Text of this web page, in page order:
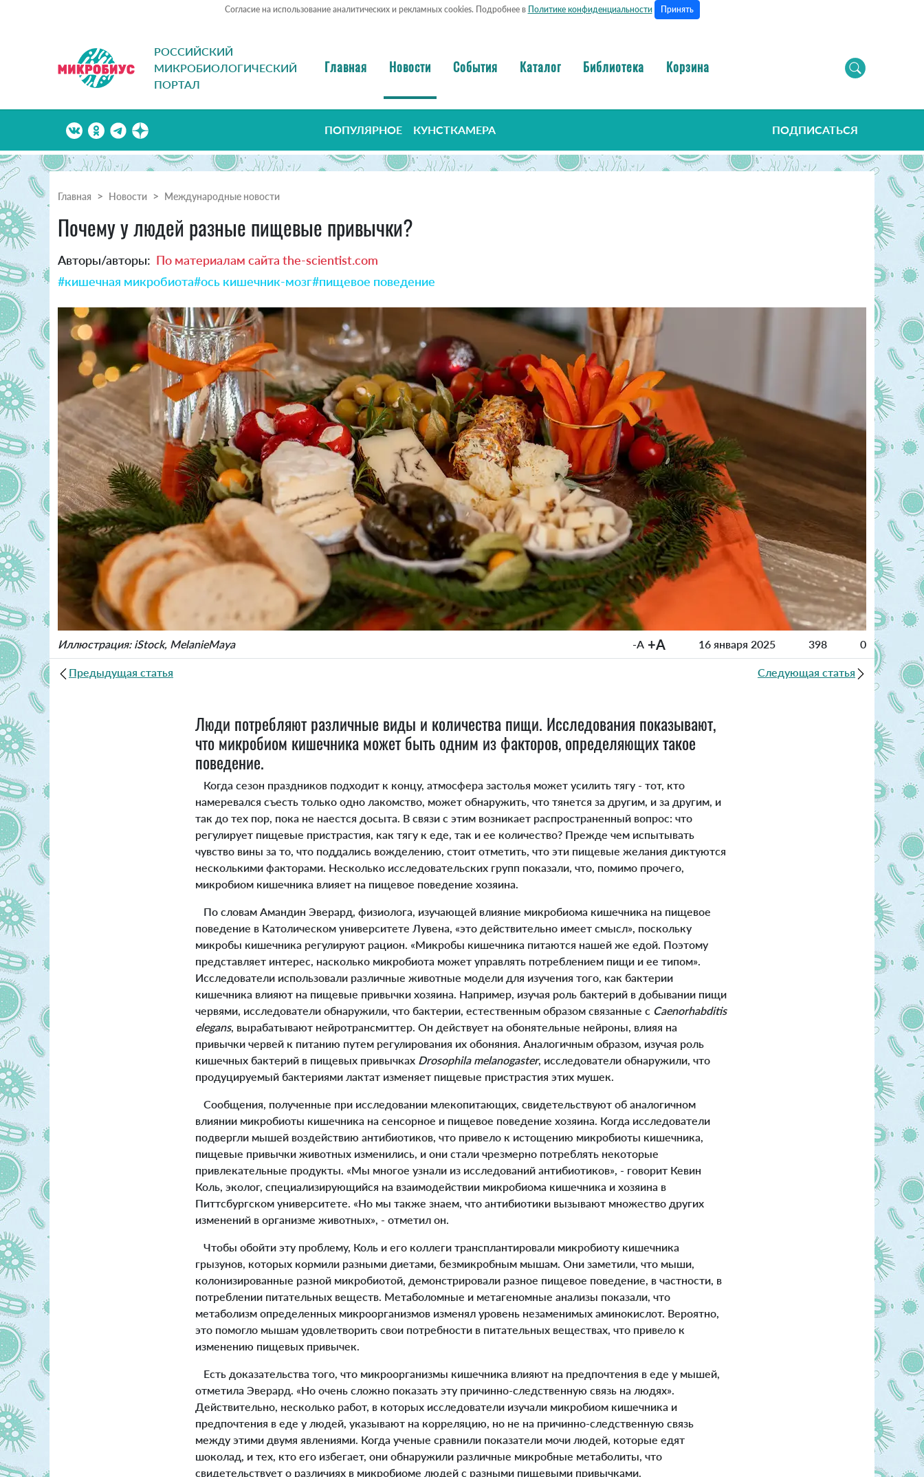
Согласие на использование аналитических и рекламных cookies. Подробнее в Политике конфиденциальности Принять
РОССИЙСКИЙ
МИКРОБИОЛОГИЧЕСКИЙ
ПОРТАЛ
Главная Новости События Каталог Библиотека Корзина
ПОПУЛЯРНОЕ КУНСТКАМЕРА ПОДПИСАТЬСЯ
Главная Новости Международные новости
Почему у людей разные пищевые привычки?
Авторы/авторы: По материалам сайта the-scientist.com
#кишечная микробиота#ось кишечник-мозг#пищевое поведение
Иллюстрация: iStock, MelanieMaya -A +A 16 января 2025 398 0
Предыдущая статья Следующая статья
Люди потребляют различные виды и количества пищи. Исследования показывают,
что микробиом кишечника может быть одним из факторов, определяющих такое
поведение.
Когда сезон праздников подходит к концу, атмосфера застолья может усилить тягу - тот, кто
намеревался съесть только одно лакомство, может обнаружить, что тянется за другим, и за другим, и
так до тех пор, пока не наестся досыта. В связи с этим возникает распространенный вопрос: что
регулирует пищевые пристрастия, как тягу к еде, так и ее количество? Прежде чем испытывать
чувство вины за то, что поддались вожделению, стоит отметить, что эти пищевые желания диктуются
несколькими факторами. Несколько исследовательских групп показали, что, помимо прочего,
микробиом кишечника влияет на пищевое поведение хозяина.
По словам Амандин Эверард, физиолога, изучающей влияние микробиома кишечника на пищевое
поведение в Католическом университете Лувена, «это действительно имеет смысл», поскольку
микробы кишечника регулируют рацион. «Микробы кишечника питаются нашей же едой. Поэтому
представляет интерес, насколько микробиота может управлять потреблением пищи и ее типом».
Исследователи использовали различные животные модели для изучения того, как бактерии
кишечника влияют на пищевые привычки хозяина. Например, изучая роль бактерий в добывании пищи
червями, исследователи обнаружили, что бактерии, естественным образом связанные с Caenorhabditis
elegans, вырабатывают нейротрансмиттер. Он действует на обонятельные нейроны, влияя на
привычки червей к питанию путем регулирования их обоняния. Аналогичным образом, изучая роль
кишечных бактерий в пищевых привычках Drosophila melanogaster, исследователи обнаружили, что
продуцируемый бактериями лактат изменяет пищевые пристрастия этих мушек.
Сообщения, полученные при исследовании млекопитающих, свидетельствуют об аналогичном
влиянии микробиоты кишечника на сенсорное и пищевое поведение хозяина. Когда исследователи
подвергли мышей воздействию антибиотиков, что привело к истощению микробиоты кишечника,
пищевые привычки животных изменились, и они стали чрезмерно потреблять некоторые
привлекательные продукты. «Мы многое узнали из исследований антибиотиков», - говорит Кевин
Коль, эколог, специализирующийся на взаимодействии микробиома кишечника и хозяина в
Питтсбургском университете. «Но мы также знаем, что антибиотики вызывают множество других
изменений в организме животных», - отметил он.
Чтобы обойти эту проблему, Коль и его коллеги трансплантировали микробиоту кишечника
грызунов, которых кормили разными диетами, безмикробным мышам. Они заметили, что мыши,
колонизированные разной микробиотой, демонстрировали разное пищевое поведение, в частности, в
потреблении питательных веществ. Метаболомные и метагеномные анализы показали, что
метаболизм определенных микроорганизмов изменял уровень незаменимых аминокислот. Вероятно,
это помогло мышам удовлетворить свои потребности в питательных веществах, что привело к
изменению пищевых привычек.
Есть доказательства того, что микроорганизмы кишечника влияют на предпочтения в еде у мышей,
отметила Эверард. «Но очень сложно показать эту причинно-следственную связь на людях».
Действительно, несколько работ, в которых исследователи изучали микробиом кишечника и
предпочтения в еде у людей, указывают на корреляцию, но не на причинно-следственную связь
между этими двумя явлениями. Когда ученые сравнили показатели мочи людей, которые едят
шоколад, и тех, кто его избегает, они обнаружили различные микробные метаболиты, что
свидетельствует о различиях в микробиоме людей с разными пищевыми привычками.